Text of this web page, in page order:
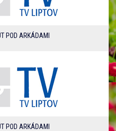
POD ARKÁDAMI
POD ARKÁDAMI